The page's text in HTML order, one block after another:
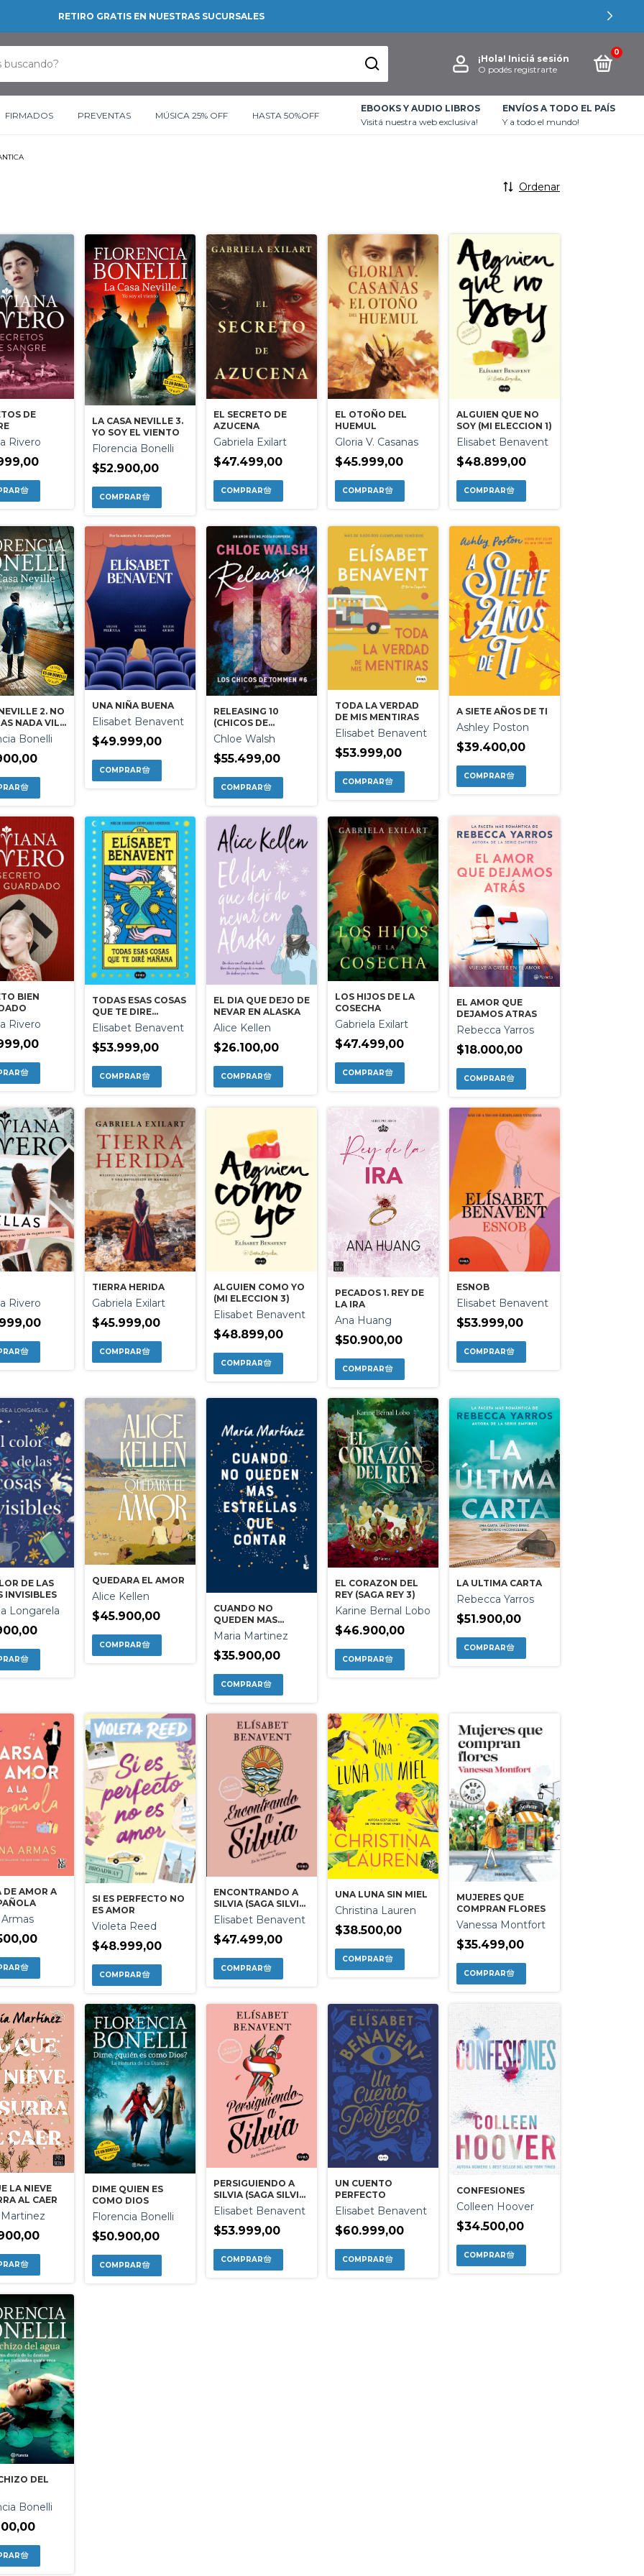
RETIRO GRATIS EN NUESTRAS SUCURSALES
¡Hola! Iniciá sesión
O podés registrarte
0
FIRMADOS PREVENTAS MÚSICA 25% OFF HASTA 50%OFF
EBOOKS Y AUDIO LIBROS
Visitá nuestra web exclusiva!
ENVÍOS A TODO EL PAÍS
Y a todo el mundo!
Ordenar
DE
Rivero
LA CASA NEVILLE 3.
YO SOY EL VIENTO
Florencia Bonelli
$52.900,00
EL SECRETO DE
AZUCENA
Gabriela Exilart
$47.499,00
EL OTOÑO DEL
HUEMUL
Gloria V. Casanas
$45.999,00
ALGUIEN QUE NO
SOY (MI ELECCION 1)
Elisabet Benavent
$48.899,00
2. NO
NADA VIL
Bonelli
UNA NIÑA BUENA
Elisabet Benavent
$49.999,00
RELEASING 10
(CHICOS DE
TOMMEN 6)
Chloe Walsh
$55.499,00
TODA LA VERDAD
DE MIS MENTIRAS
Elisabet Benavent
$53.999,00
A SIETE AÑOS DE TI
Ashley Poston
$39.400,00
BIEN
Rivero
TODAS ESAS COSAS
QUE TE DIRE
MAÑANA
Elisabet Benavent
$53.999,00
EL DIA QUE DEJO DE
NEVAR EN ALASKA
Alice Kellen
$26.100,00
LOS HIJOS DE LA
COSECHA
Gabriela Exilart
$47.499,00
EL AMOR QUE
DEJAMOS ATRAS
Rebecca Yarros
$18.000,00
Rivero
TIERRA HERIDA
Gabriela Exilart
$45.999,00
ALGUIEN COMO YO
(MI ELECCION 3)
Elisabet Benavent
$48.899,00
PECADOS 1. REY DE
LA IRA
Ana Huang
$50.900,00
ESNOB
Elisabet Benavent
$53.999,00
DE LAS
INVISIBLES
Longarela
QUEDARA EL AMOR
Alice Kellen
$45.900,00
CUANDO NO
QUEDEN MAS
ESTRELLAS QUE
CONTAR TD
Maria Martinez
$35.900,00
EL CORAZON DEL
REY (SAGA REY 3)
Karine Bernal Lobo
$46.900,00
LA ULTIMA CARTA
Rebecca Yarros
$51.900,00
DE AMOR A
SI ES PERFECTO NO
ES AMOR
Violeta Reed
$48.999,00
ENCONTRANDO A
SILVIA (SAGA SILVIA
2)
Elisabet Benavent
$47.499,00
UNA LUNA SIN MIEL
Christina Lauren
$38.500,00
MUJERES QUE
COMPRAN FLORES
Vanessa Montfort
$35.499,00
LA NIEVE
AL CAER
Martinez
DIME QUIEN ES
COMO DIOS
Florencia Bonelli
$50.900,00
PERSIGUIENDO A
SILVIA (SAGA SILVIA
1)
Elisabet Benavent
$53.999,00
UN CUENTO
PERFECTO
Elisabet Benavent
$60.999,00
CONFESIONES
Colleen Hoover
$34.500,00
DEL
Bonelli